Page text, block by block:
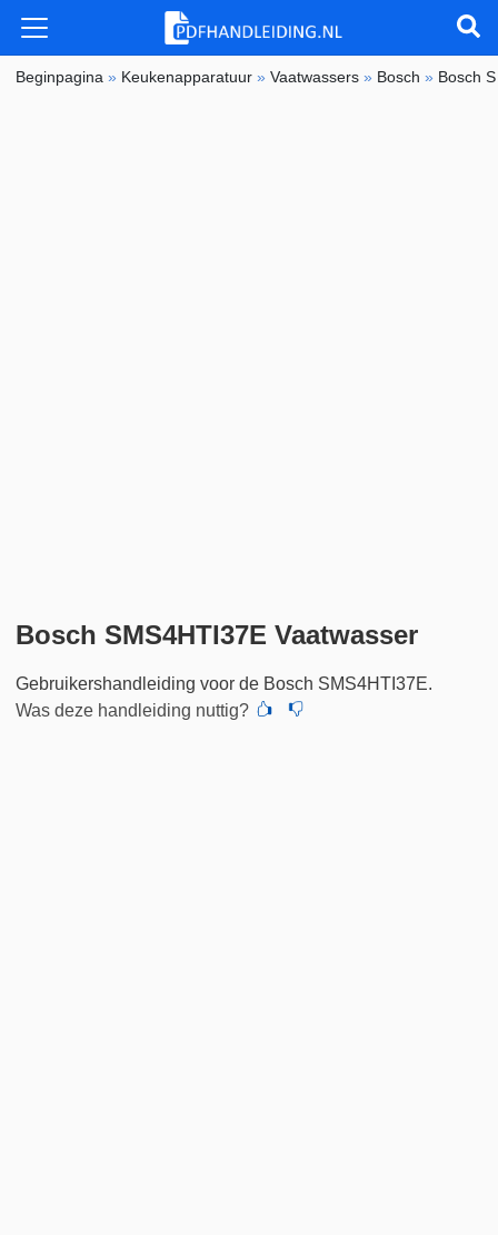
Beginpagina » Keukenapparatuur »Vaatwassers » Bosch » Bosch
Bosch SMS4HTI37E Vaatwasser
Gebruikershandleiding voor de Bosch SMS4HTI37E.
Was deze handleiding nuttig?